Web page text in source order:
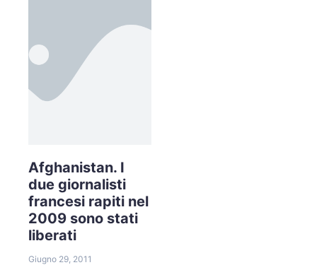
Afghanistan. I
due giornalisti
francesi rapiti nel
2009 sono stati
liberati
Giugno 29, 2011